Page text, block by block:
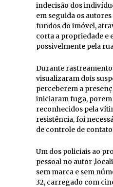
indecisão dos
em seguida os
fundos do imóvel,
corta a propriedade e
possivelmente pela
Durante
visualizaram dois
perceberem a
iniciaram fuga,
reconhecidos pela
resistência, foi
de controle de contato
Um dos policiais ao
pessoal no autor
sem marca e sem
32, carregado com